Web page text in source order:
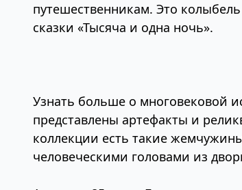
путешественникам. Это
сказки «Тысяча и одна ночь».
Узнать больше о многовековой
представлены артефакты и
коллекции есть такие
человеческими головами из